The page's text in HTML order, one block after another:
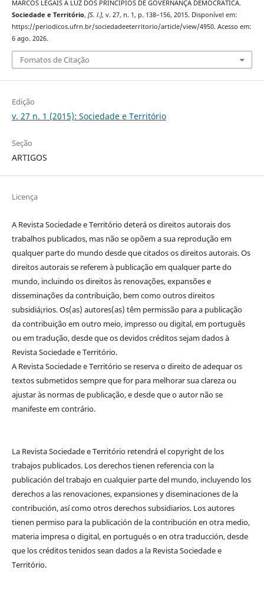
MARCOS LEGAIS À LUZ DOS PRINCÍPIOS DE GOVERNANÇA DEMOCRÁTICA.
Sociedade e Território, [S. l.], v. 27, n. 1, p. 138–156, 2015. Disponível em:
https://periodicos.ufrn.br/sociedadeeterritorio/article/view/4950. Acesso em:
6 ago. 2026.
Fomatos de Citação
Edição
v. 27 n. 1 (2015): Sociedade e Território
Seção
ARTIGOS
Licença
A Revista Sociedade e Território deterá os direitos autorais dos
trabalhos publicados, mas não se opõem a sua reprodução em
qualquer parte do mundo desde que citados os direitos autorais. Os
direitos autorais se referem à publicação em qualquer parte do
mundo, incluindo os direitos às renovações, expansões e
disseminações da contribuição, bem como outros direitos
subsidiá¡rios. Os(as) autores(as) têm permissão para a publicação
da contribuição em outro meio, impresso ou digital, em português
ou em tradução, desde que os devidos créditos sejam dados à
Revista Sociedade e Território.
A Revista Sociedade e Território se reserva o direito de adequar os
textos submetidos sempre que for para melhorar sua clareza ou
ajustar às normas de publicação, e desde que o autor não se
manifeste em contrário.
La Revista Sociedade e Território retendrá el copyright de los
trabajos publicados. Los derechos tienen referencia con la
publicación del trabajo en cualquier parte del mundo, incluyendo los
derechos a las renovaciones, expansiones y diseminaciones de la
contribución, así como otros derechos subsidiarios. Los autores
tienen permiso para la publicación de la contribución en otra medio,
materia impresa o digital, en portugués o en otra traducción, desde
que los créditos tenidos sean dados a la Revista Sociedade e
Território.